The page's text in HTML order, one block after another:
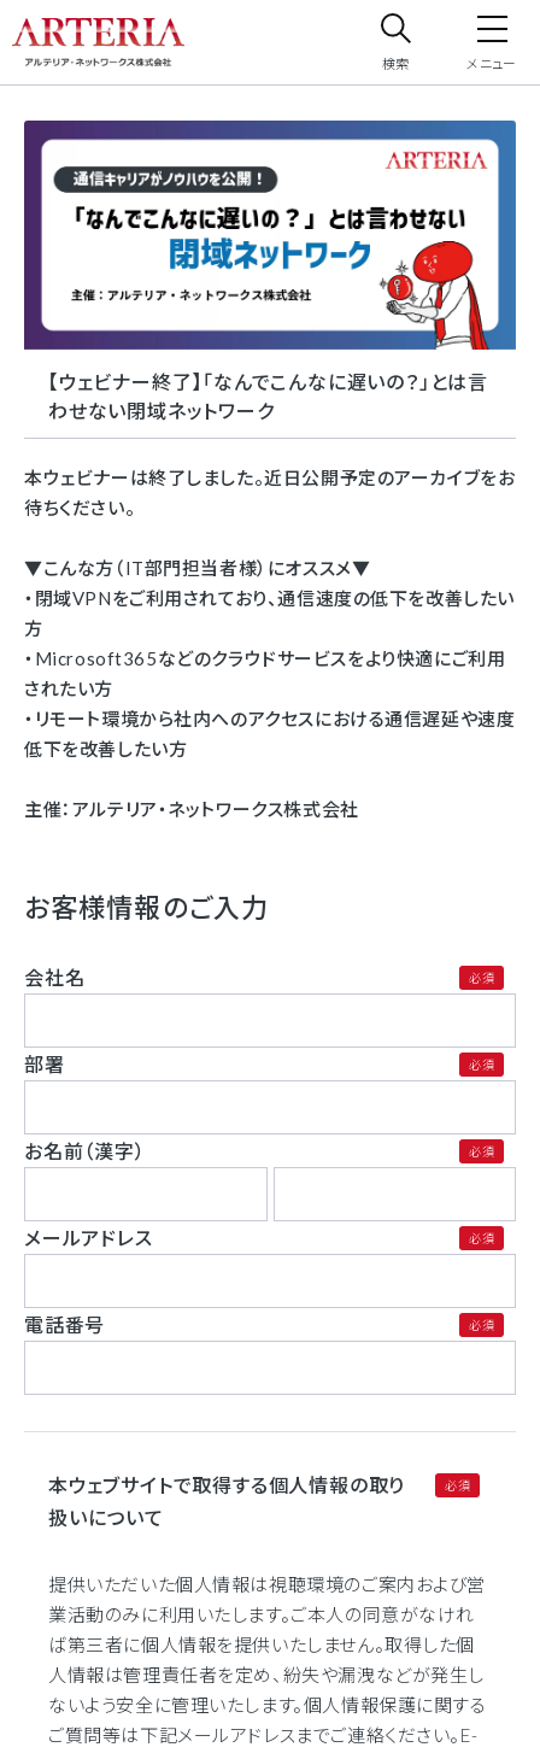
検索
サイト内検索
サイト内で検索したいフリーワードを入力してください。
メニュー
【ウェビナー終了】「なんでこんなに遅いの？」とは言
わせない閉域ネットワーク
本ウェビナーは終了しました。近日公開予定のアーカイブをお
待ちください。
▼こんな方（IT部門担当者様）にオススメ▼
・閉域VPNをご利用されており、通信速度の低下を改善したい
方
・Microsoft365などのクラウドサービスをより快適にご利用
されたい方
・リモート環境から社内へのアクセスにおける通信遅延や速度
低下を改善したい方
主催：アルテリア・ネットワークス株式会社
お客様情報のご入力
会社名
部署
お名前（漢字）
メールアドレス
電話番号
本ウェブサイトで取得する個人情報の取り
扱いについて
提供いただいた個人情報は視聴環境のご案内および営
業活動のみに利用いたします。ご本人の同意がなけれ
ば第三者に個人情報を提供いたしません。取得した個
人情報は管理責任者を定め、紛失や漏洩などが発生し
ないよう安全に管理いたします。個人情報保護に関する
ご質問等は下記メールアドレスまでご連絡ください。E-